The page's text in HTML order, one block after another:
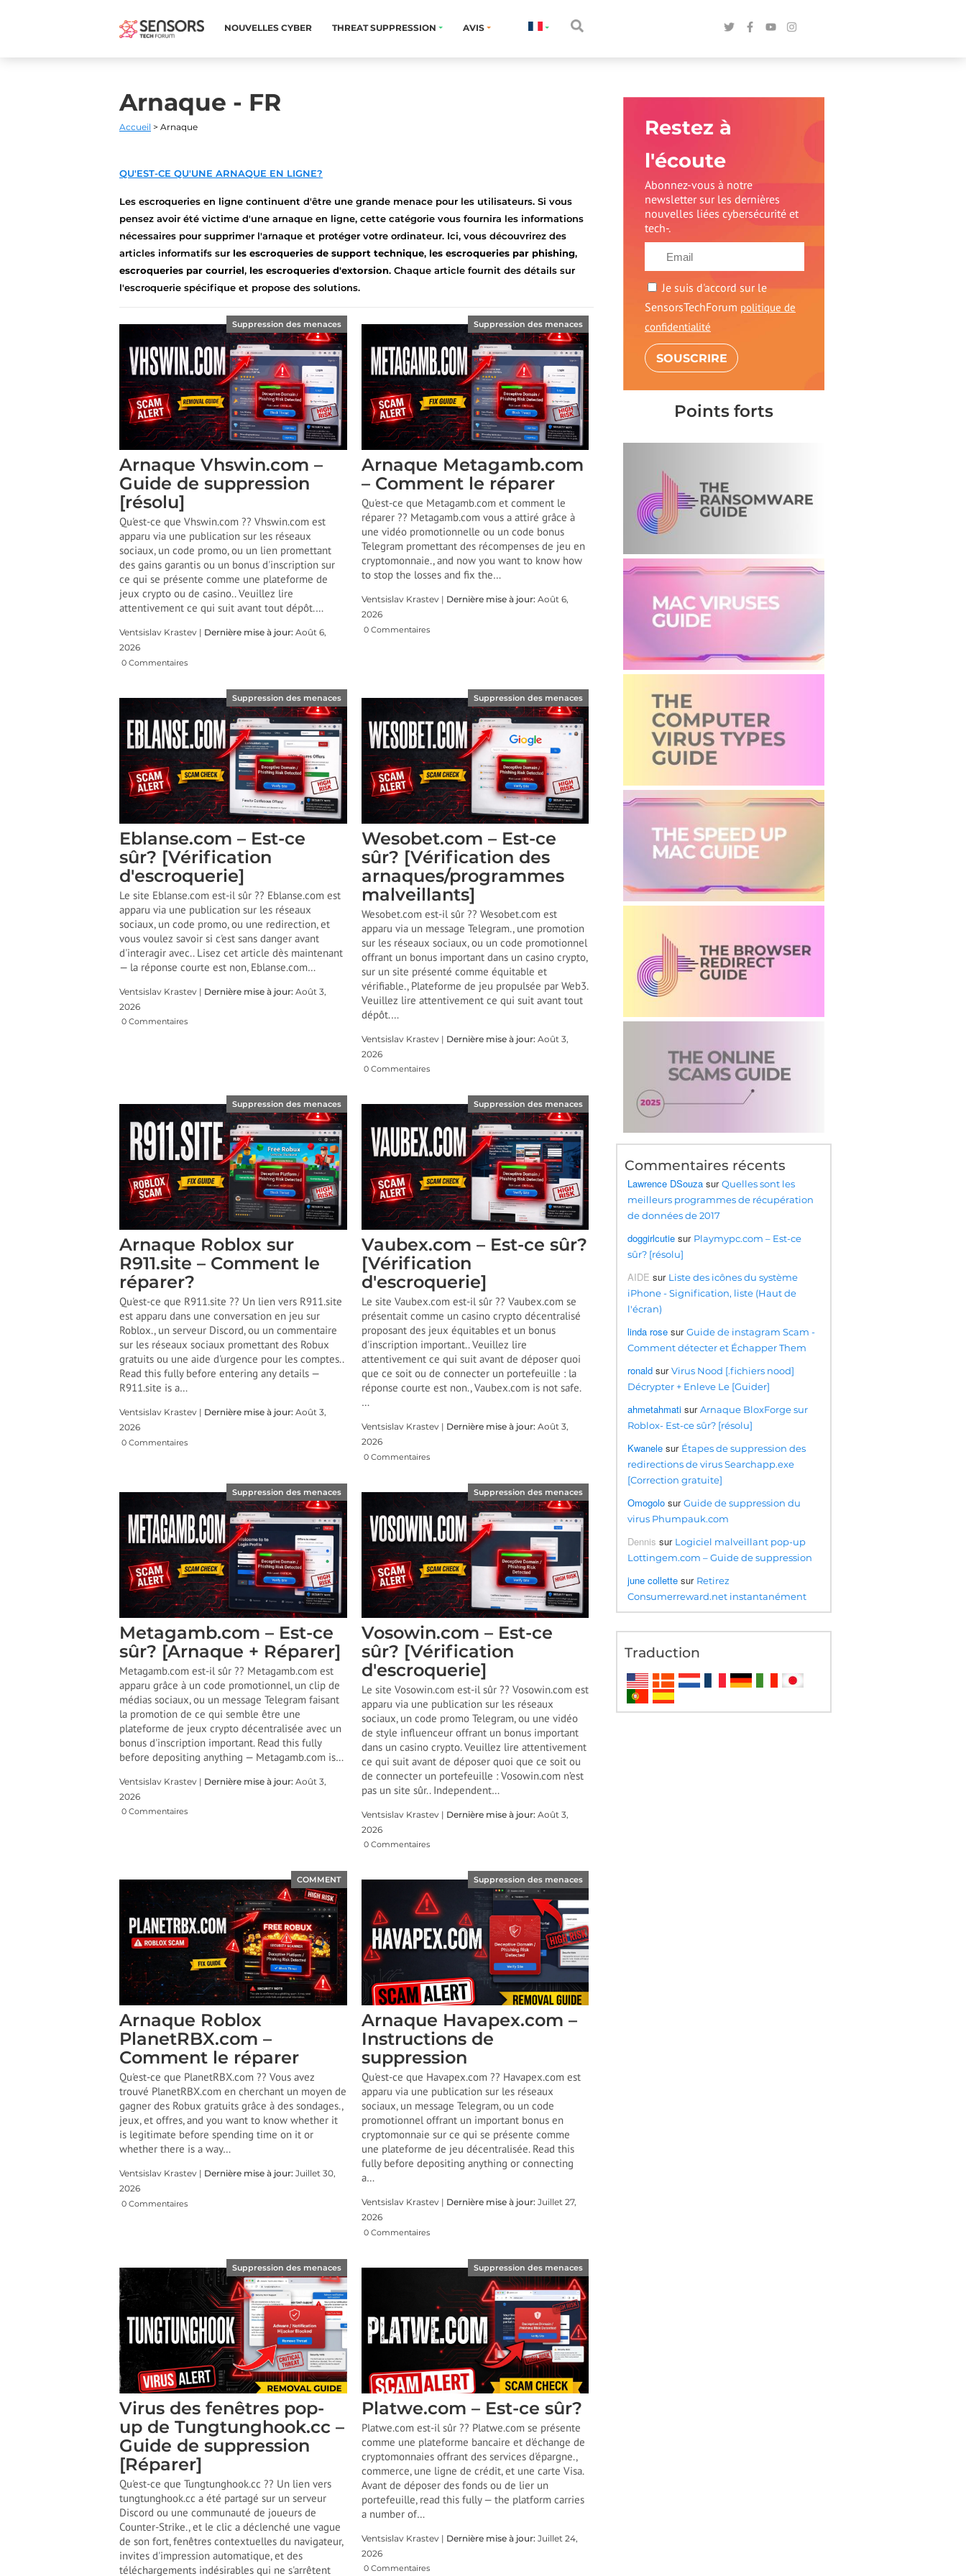
NOUVELLES CYBER THREAT SUPPRESSION AVIS
Arnaque - FR
Accueil > Arnaque
QU'EST-CE QU'UNE ARNAQUE EN LIGNE?
Les escroqueries en ligne continuent d'être une grande menace pour les utilisateurs. Si vous
pensez avoir été victime d'une arnaque en ligne, cette catégorie vous fournira les informations
nécessaires pour supprimer l'arnaque et protéger votre ordinateur. Ici, vous découvrirez des
articles informatifs sur les escroqueries de support technique, les escroqueries par phishing,
escroqueries par courriel, les escroqueries d'extorsion. Chaque article fournit des détails sur
l'escroquerie spécifique et propose des solutions.
Suppression des menaces
Arnaque Vhswin.com –
Guide de suppression
[résolu]
Qu'est-ce que Vhswin.com ?? Vhswin.com est
apparu via une publication sur les réseaux
sociaux, un code promo, ou un lien promettant
des gains garantis ou un bonus d'inscription sur
ce qui se présente comme une plateforme de
jeux crypto ou de casino.. Veuillez lire
attentivement ce qui suit avant tout dépôt.…
Ventsislav Krastev | Dernière mise à jour: Août 6,
2026
0 Commentaires
Suppression des menaces
Arnaque Metagamb.com
– Comment le réparer
Qu'est-ce que Metagamb.com et comment le
réparer ?? Metagamb.com vous a attiré grâce à
une vidéo promotionnelle ou un code bonus
Telegram promettant des récompenses de jeu en
cryptomonnaie.,and now you want to know how
to stop the losses and fix the…
Ventsislav Krastev | Dernière mise à jour: Août 6,
2026
0 Commentaires
Suppression des menaces
Eblanse.com – Est-ce
sûr? [Vérification
d'escroquerie]
Le site Eblanse.com est-il sûr ?? Eblanse.com est
apparu via une publication sur les réseaux
sociaux, un code promo, ou une redirection, et
vous voulez savoir si c'est sans danger avant
d'interagir avec.. Lisez cet article dès maintenant
— la réponse courte est non, Eblanse.com…
Ventsislav Krastev | Dernière mise à jour: Août 3,
2026
0 Commentaires
Suppression des menaces
Wesobet.com – Est-ce
sûr? [Vérification des
arnaques/programmes
malveillants]
Wesobet.com est-il sûr ?? Wesobet.com est
apparu via un message Telegram., une promotion
sur les réseaux sociaux, ou un code promotionnel
offrant un bonus important dans un casino crypto,
sur un site présenté comme équitable et
vérifiable., Plateforme de jeu propulsée par Web3.
Veuillez lire attentivement ce qui suit avant tout
dépôt.…
Ventsislav Krastev | Dernière mise à jour: Août 3,
2026
0 Commentaires
Suppression des menaces
Arnaque Roblox sur
R911.site – Comment le
réparer?
Qu'est-ce que R911.site ?? Un lien vers R911.site
est apparu dans une conversation en jeu sur
Roblox., un serveur Discord, ou un commentaire
sur les réseaux sociaux promettant des Robux
gratuits ou une aide d'urgence pour les comptes..
Read this fully before entering any details —
R911.site is a…
Ventsislav Krastev | Dernière mise à jour: Août 3,
2026
0 Commentaires
Suppression des menaces
Vaubex.com – Est-ce sûr?
[Vérification
d'escroquerie]
Le site Vaubex.com est-il sûr ?? Vaubex.com se
présentait comme un casino crypto décentralisé
proposant des jeux équitables et un bonus
d'inscription important.. Veuillez lire
attentivement ce qui suit avant de déposer quoi
que ce soit ou de connecter un portefeuille : la
réponse courte est non.,Vaubex.com is not safe.
…
Ventsislav Krastev | Dernière mise à jour: Août 3,
2026
0 Commentaires
Suppression des menaces
Metagamb.com – Est-ce
sûr? [Arnaque + Réparer]
Metagamb.com est-il sûr ?? Metagamb.com est
apparu grâce à un code promotionnel, un clip de
médias sociaux, ou un message Telegram faisant
la promotion de ce qui semble être une
plateforme de jeux crypto décentralisée avec un
bonus d'inscription important. Read this fully
before depositing anything — Metagamb.com is…
Ventsislav Krastev | Dernière mise à jour: Août 3,
2026
0 Commentaires
Suppression des menaces
Vosowin.com – Est-ce
sûr? [Vérification
d'escroquerie]
Le site Vosowin.com est-il sûr ?? Vosowin.com est
apparu via une publication sur les réseaux
sociaux, un code promo Telegram, ou une vidéo
de style influenceur offrant un bonus important
dans un casino crypto. Veuillez lire attentivement
ce qui suit avant de déposer quoi que ce soit ou
de connecter un portefeuille : Vosowin.com n’est
pas un site sûr.. Independent…
Ventsislav Krastev | Dernière mise à jour: Août 3,
2026
0 Commentaires
COMMENT
Arnaque Roblox
PlanetRBX.com –
Comment le réparer
Qu'est-ce que PlanetRBX.com ?? Vous avez
trouvé PlanetRBX.com en cherchant un moyen de
gagner des Robux gratuits grâce à des sondages.,
jeux, et offres,and you want to know whether it
is legitimate before spending time on it or
whether there is a way…
Ventsislav Krastev | Dernière mise à jour: Juillet 30,
2026
0 Commentaires
Suppression des menaces
Arnaque Havapex.com –
Instructions de
suppression
Qu'est-ce que Havapex.com ?? Havapex.com est
apparu via une publication sur les réseaux
sociaux, un message Telegram, ou un code
promotionnel offrant un important bonus en
cryptomonnaie sur ce qui se présente comme
une plateforme de jeu décentralisée. Read this
fully before depositing anything or connecting
a…
Ventsislav Krastev | Dernière mise à jour: Juillet 27,
2026
0 Commentaires
Suppression des menaces
Virus des fenêtres pop-
up de Tungtunghook.cc –
Guide de suppression
[Réparer]
Qu'est-ce que Tungtunghook.cc ?? Un lien vers
tungtunghook.cc a été partagé sur un serveur
Discord ou une communauté de joueurs de
Counter-Strike., et le clic a déclenché une vague
de son fort, fenêtres contextuelles du navigateur,
invites d'impression automatique, et des
téléchargements indésirables qui ne s'arrêtent
Suppression des menaces
Platwe.com – Est-ce sûr?
Platwe.com est-il sûr ?? Platwe.com se présente
comme une plateforme bancaire et d'échange de
cryptomonnaies offrant des services d'épargne.,
commerce, une ligne de crédit, et une carte Visa.
Avant de déposer des fonds ou de lier un
portefeuille, read this fully — the platform carries
a number of…
Ventsislav Krastev | Dernière mise à jour: Juillet 24,
2026
0 Commentaires
Restez à
l'écoute
Abonnez-vous à notre
newsletter sur les dernières
nouvelles liées cybersécurité et
tech-.
Je suis d'accord sur le
SensorsTechForum politique de
confidentialité
Points forts
Commentaires récents
Lawrence DSouza surQuelles sont les
meilleurs programmes de récupération
de données de 2017
doggirlcutie sur Playmypc.com – Est-ce
sûr? [résolu]
AIDE sur Liste des icônes du système
iPhone - Signification, liste (Haut de
l'écran)
linda rose surGuide de instagram Scam -
Comment détecter et Échapper Them
ronald surVirus Nood [.fichiers nood]
Décrypter + Enleve Le [Guider]
ahmetahmati surArnaque BloxForge sur
Roblox- Est-ce sûr? [résolu]
Kwanele sur Étapes de suppression des
redirections de virus Searchapp.exe
[Correction gratuite]
Omogolo surGuide de suppression du
virus Phumpauk.com
Dennis sur Logiciel malveillant pop-up
Lottingem.com – Guide de suppression
june collette sur Retirez
Consumerreward.net instantanément
Traduction